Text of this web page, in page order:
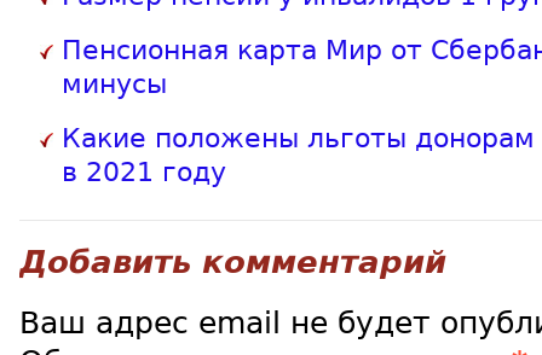
Пенсионная карта Мир от
минусы
Какие положены льготы донорам
в 2021 году
Добавить комментарий
Ваш адрес email не будет